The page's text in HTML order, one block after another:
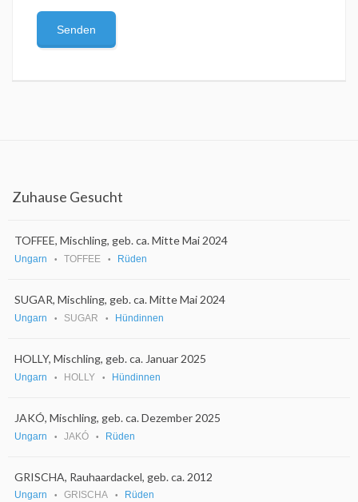
Zuhause Gesucht
TOFFEE, Mischling, geb. ca. Mitte Mai 2024
Ungarn TOFFEE Rüden
SUGAR, Mischling, geb. ca. Mitte Mai 2024
Ungarn SUGAR Hündinnen
HOLLY, Mischling, geb. ca. Januar 2025
Ungarn HOLLY Hündinnen
JAKÓ, Mischling, geb. ca. Dezember 2025
Ungarn JAKÓ Rüden
GRISCHA, Rauhaardackel, geb. ca. 2012
Ungarn GRISCHA Rüden